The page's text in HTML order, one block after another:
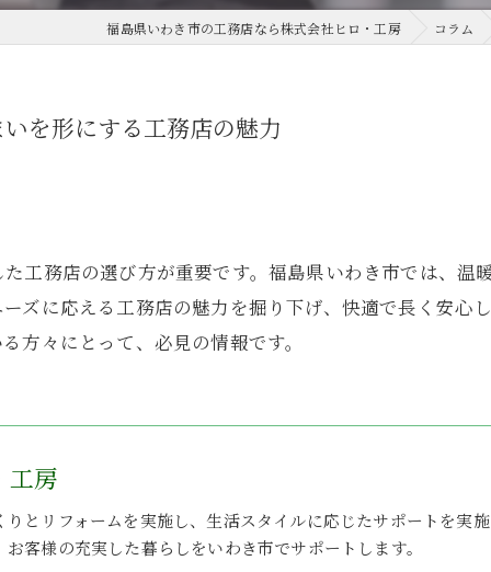
福島県いわき市の工務店なら株式会社ヒロ・工房 コラム
を形にする工務店の魅力
工務店の選び方が重要です。福島県いわき市では、温
ズに応える工務店の魅力を掘り下げ、快適で長く安心
方々にとって、必見の情報です。
工房
とリフォームを実施し、生活スタイルに応じたサポートを実
客様の充実した暮らしをいわき市でサポートします。